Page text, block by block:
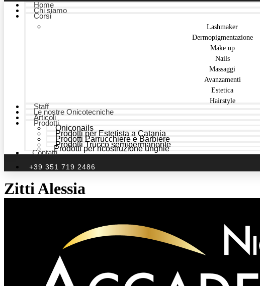
Home
Chi siamo
Corsi
Lashmaker
Dermopigmentazione
Make up
Nails
Massaggi
Avanzamenti
Estetica
Hairstyle
Staff
Le nostre Onicotecniche
Articoli
Prodotti
Oniconails
Prodotti per Estetista a Catania
Prodotti Parrucchiere e Barbiere
Prodotti Trucco semipermanente
Prodotti per ricostruzione unghie
Contatti
+39 351 719 2486
Zitti Alessia